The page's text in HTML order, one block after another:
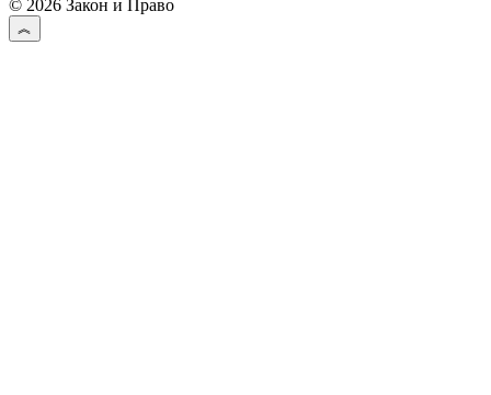
© 2026 Закон и Право